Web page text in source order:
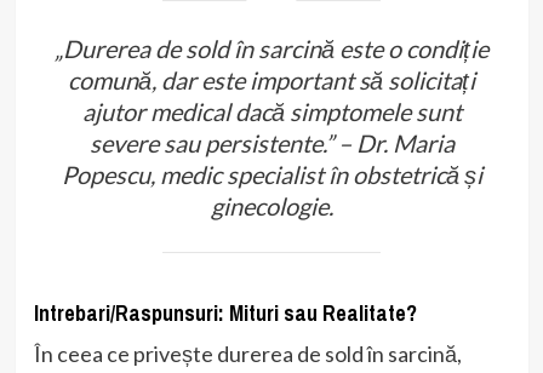
„Durerea de sold în sarcină este o condiție
comună, dar este important să solicitați
ajutor medical dacă simptomele sunt
severe sau persistente.” – Dr. Maria
Popescu, medic specialist în obstetrică și
ginecologie.
Intrebari/Raspunsuri: Mituri sau Realitate?
În ceea ce privește durerea de sold în sarcină,